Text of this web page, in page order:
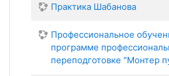
Практика Шабанова
Профессиональное
программе
переподготовке "Монтер